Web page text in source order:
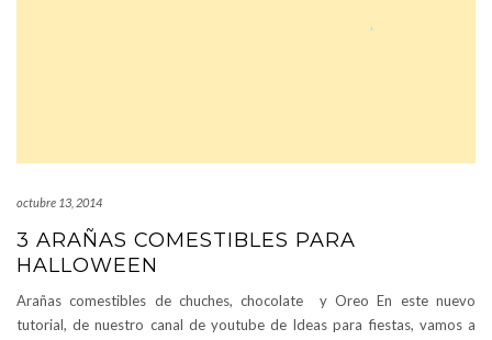
octubre 13, 2014
3 ARAÑAS COMESTIBLES PARA
HALLOWEEN
Arañas comestibles de chuches, chocolate y Oreo En este nuevo
tutorial, de nuestro canal de youtube de Ideas para fiestas, vamos a